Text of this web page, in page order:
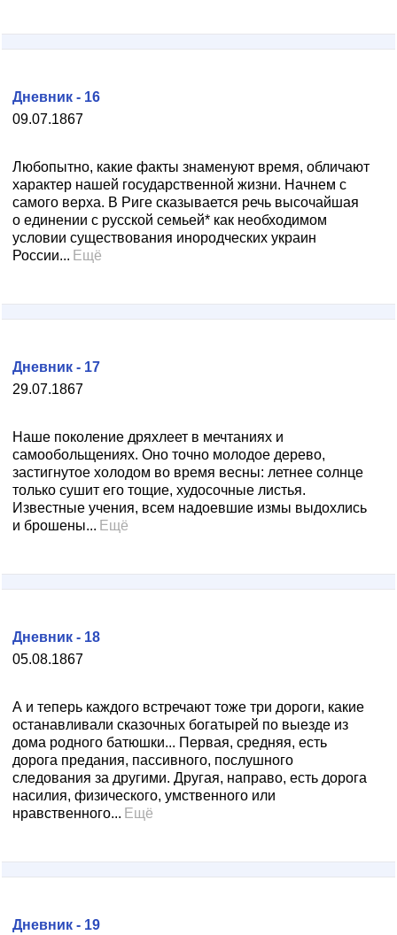
09.07.1867
Дневник - 16
Любопытно, какие факты знаменуют время, обличают
характер нашей государственной жизни. Начнем с
самого верха. В Риге сказывается речь высочайшая
о единении с русской семьей* как необходимом
условии существования инородческих украин
России... Ещё
29.07.1867
Дневник - 17
Наше поколение дряхлеет в мечтаниях и
самообольщениях. Оно точно молодое дерево,
застигнутое холодом во время весны: летнее солнце
только сушит его тощие, худосочные листья.
Известные учения, всем надоевшие измы выдохлись
и брошены... Ещё
05.08.1867
Дневник - 18
А и теперь каждого встречают тоже три дороги, какие
останавливали сказочных богатырей по выезде из
дома родного батюшки... Первая, средняя, есть
дорога предания, пассивного, послушного
следования за другими. Другая, направо, есть дорога
насилия, физического, умственного или
нравственного... Ещё
Дневник - 19